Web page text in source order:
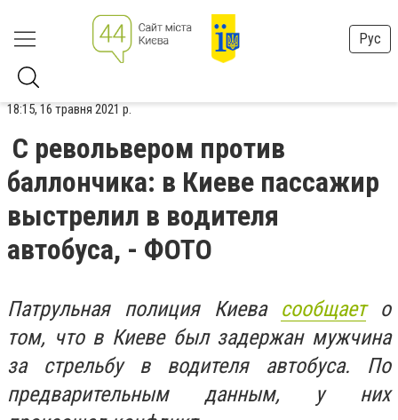
Рус
18:15, 16 травня 2021 р.
С револьвером против
баллончика: в Киеве пассажир
выстрелил в водителя
автобуса, - ФОТО
Патрульная полиция Киева сообщаето
том, что в Киеве был задержан мужчина
за стрельбу в водителя автобуса. По
предварительным данным, у них